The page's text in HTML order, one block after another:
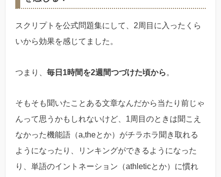
スクリプトを公式問題集にして、2周目に入ったくら
いから効果を感じてました。
つまり、 毎日1時間を2週間つづけた頃から 。
そもそも聞いたことある文章なんだから当たり前じゃ
んって思うかもしれないけど、1周目のときは聞こえ
なかった機能語（a,theとか）がチラホラ聞き取れる
ようになったり、リンキングができるようになった
り、単語のイントネーション（athleticとか）に慣れ